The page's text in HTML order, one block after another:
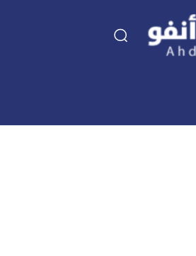
اقتصاد